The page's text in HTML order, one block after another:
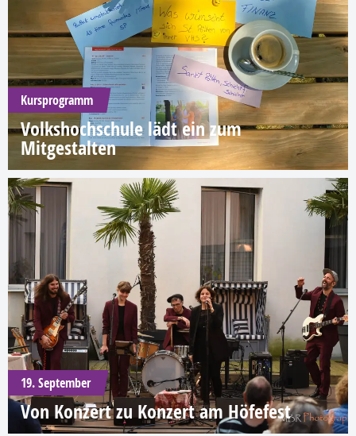
Kursprogramm
Volkshochschule lädt ein zum
Mitgestalten
19. September
Von Konzert zu Konzert am Höfefest